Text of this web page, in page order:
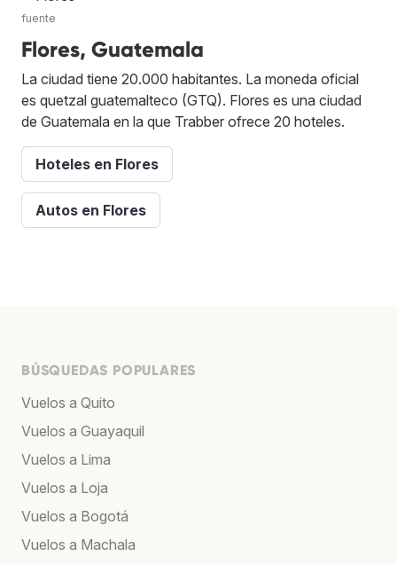
fuente
Flores, Guatemala
La ciudad tiene 20.000 habitantes. La moneda oficial
es quetzal guatemalteco (GTQ). Flores es una ciudad
de Guatemala en la que Trabber ofrece 20 hoteles.
Hoteles en Flores
Autos en Flores
BÚSQUEDAS POPULARES
Vuelos a Quito
Vuelos a Guayaquil
Vuelos a Lima
Vuelos a Loja
Vuelos a Bogotá
Vuelos a Machala